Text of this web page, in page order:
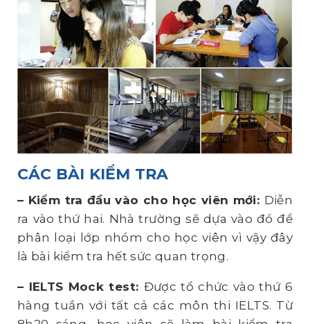
CÁC BÀI KIỂM TRA
– Kiểm tra đầu vào cho học viên mới: Diễn
ra vào thứ hai. Nhà trường sẽ dựa vào đó để
phân loại lớp nhóm cho học viên vì vậy đây
là bài kiểm tra hết sức quan trọng.
– IELTS Mock test: Được tổ chức vào thứ 6
hàng tuần với tất cả các môn thi IELTS. Từ